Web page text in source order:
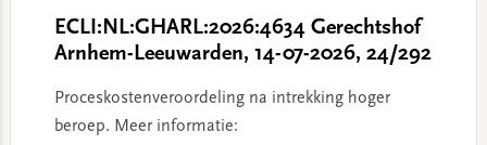
ECLI:NL:GHARL:2026:4634 Gerechtshof
Arnhem-Leeuwarden, 14-07-2026, 24/292
Proceskostenveroordeling na intrekking hoger
beroep. Meer informatie: